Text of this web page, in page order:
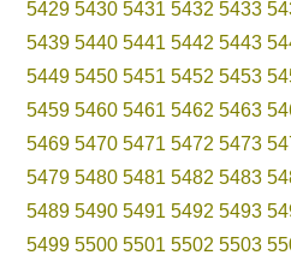
5429 5430 5431 5432 5433
5439 5440 5441 5442 5443
5449 5450 5451 5452 5453
5459 5460 5461 5462 5463
5469 5470 5471 5472 5473
5479 5480 5481 5482 5483
5489 5490 5491 5492 5493
5499 5500 5501 5502 5503